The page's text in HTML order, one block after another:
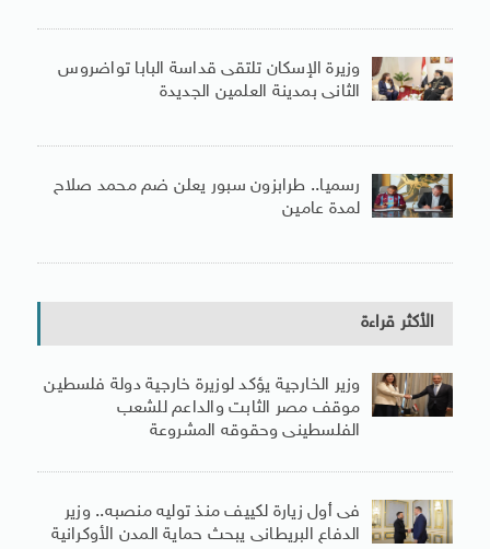
وزيرة الإسكان تلتقى قداسة البابا تواضروس
الثانى بمدينة العلمين الجديدة
رسميا.. طرابزون سبور يعلن ضم محمد صلاح
لمدة عامين
الأكثر قراءة
وزير الخارجية يؤكد لوزيرة خارجية دولة فلسطين
موقف مصر الثابت والداعم للشعب
الفلسطينى وحقوقه المشروعة
فى أول زيارة لكييف منذ توليه منصبه.. وزير
الدفاع البريطانى يبحث حماية المدن الأوكرانية